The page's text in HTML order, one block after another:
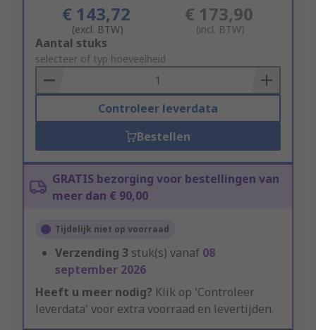
€ 143,72
(excl. BTW)
€ 173,90
(incl. BTW)
Add
to
Basket
Aantal stuks
selecteer of typ hoeveelheid
Controleer leverdata
Bestellen
GRATIS bezorging voor bestellingen van
meer dan € 90,00
Tijdelijk niet op voorraad
Verzending 3 stuk(s) vanaf 08
september 2026
Heeft u meer nodig? Klik op 'Controleer
leverdata' voor extra voorraad en levertijden.